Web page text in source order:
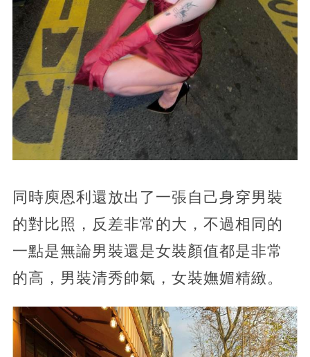
同時庾恩利還放出了一張自己身穿男裝
的對比照，反差非常的大，不過相同的
一點是無論男裝還是女裝顏值都是非常
的高，男裝清秀帥氣，女裝嫵媚精緻。